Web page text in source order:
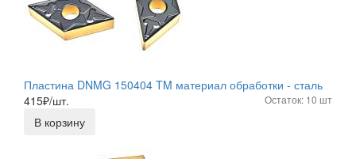
Пластина DNMG 150404 TM материал обработки - сталь
415₽/шт. Остаток: 10 шт
В корзину